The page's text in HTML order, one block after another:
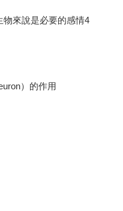
來說是必要的感情4
）的作用